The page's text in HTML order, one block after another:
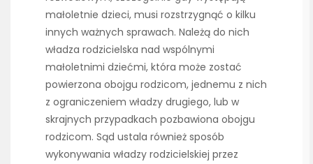
małoletnie dzieci, musi rozstrzygnąć o kilku
innych ważnych sprawach. Należą do nich
władza rodzicielska nad wspólnymi
małoletnimi dziećmi, która może zostać
powierzona obojgu rodzicom, jednemu z nich
z ograniczeniem władzy drugiego, lub w
skrajnych przypadkach pozbawiona obojgu
rodzicom. Sąd ustala również sposób
wykonywania władzy rodzicielskiej przez